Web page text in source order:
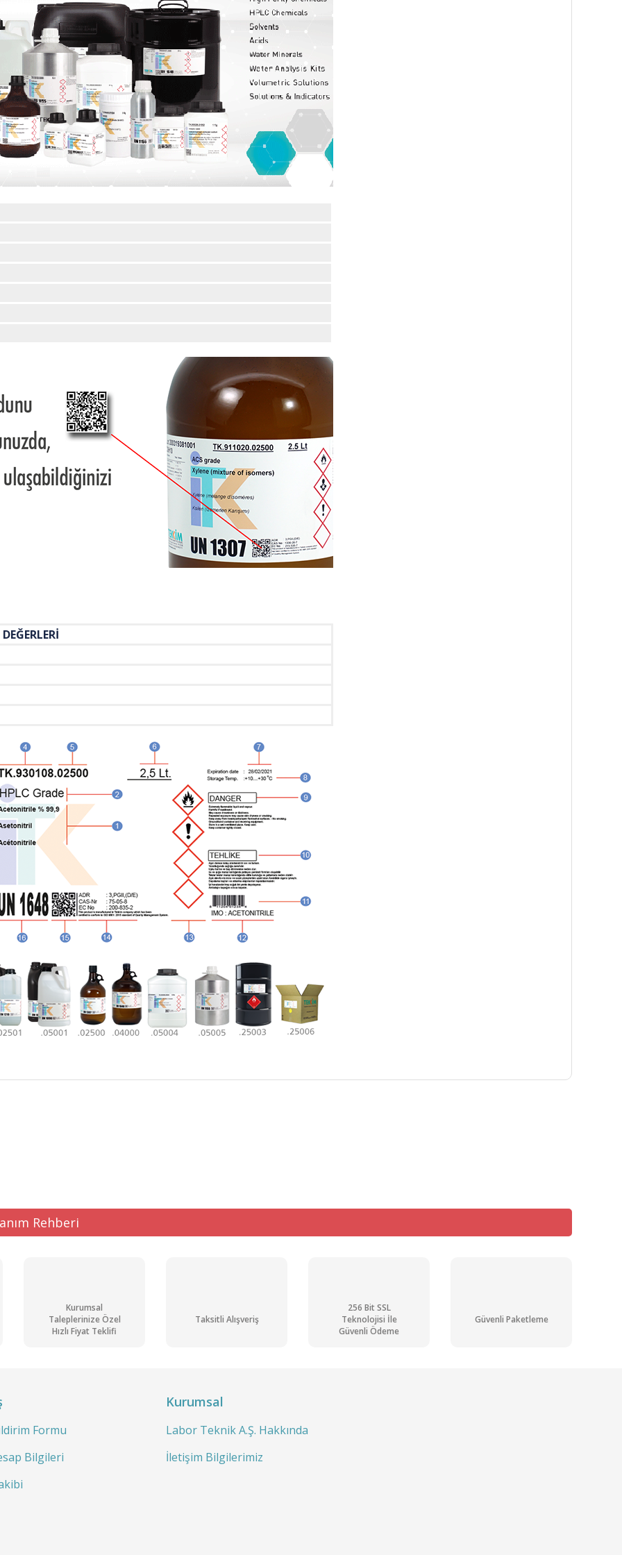
DEĞERLERİ
Rehberi
Kurumsal
Taleplerinize Özel
Hızlı Fiyat Teklifi
Taksitli Alışveriş
256 Bit SSL
Teknolojisi İle
Güvenli Ödeme
Güvenli Paketleme
Formu
Bilgileri
Kurumsal
Labor Teknik A.Ş. Hakkında
İletişim Bilgilerimiz